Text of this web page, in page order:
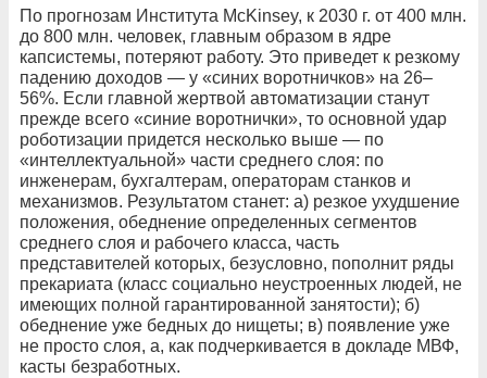
По прогнозам Института McKinsey, к 2030 г. от 400 млн.
до 800 млн. человек, главным образом в ядре
капсистемы, потеряют работу. Это приведет к резкому
падению доходов — у «синих воротничков» на 26–
56%. Если главной жертвой автоматизации станут
прежде всего «синие воротнички», то основной удар
роботизации придется несколько выше — по
«интеллектуальной» части среднего слоя: по
инженерам, бухгалтерам, операторам станков и
механизмов. Результатом станет: а) резкое ухудшение
положения, обеднение определенных сегментов
среднего слоя и рабочего класса, часть
представителей которых, безусловно, пополнит ряды
прекариата (класс социально неустроенных людей, не
имеющих полной гарантированной занятости); б)
обеднение уже бедных до нищеты; в) появление уже
не просто слоя, а, как подчеркивается в докладе МВФ,
касты безработных.